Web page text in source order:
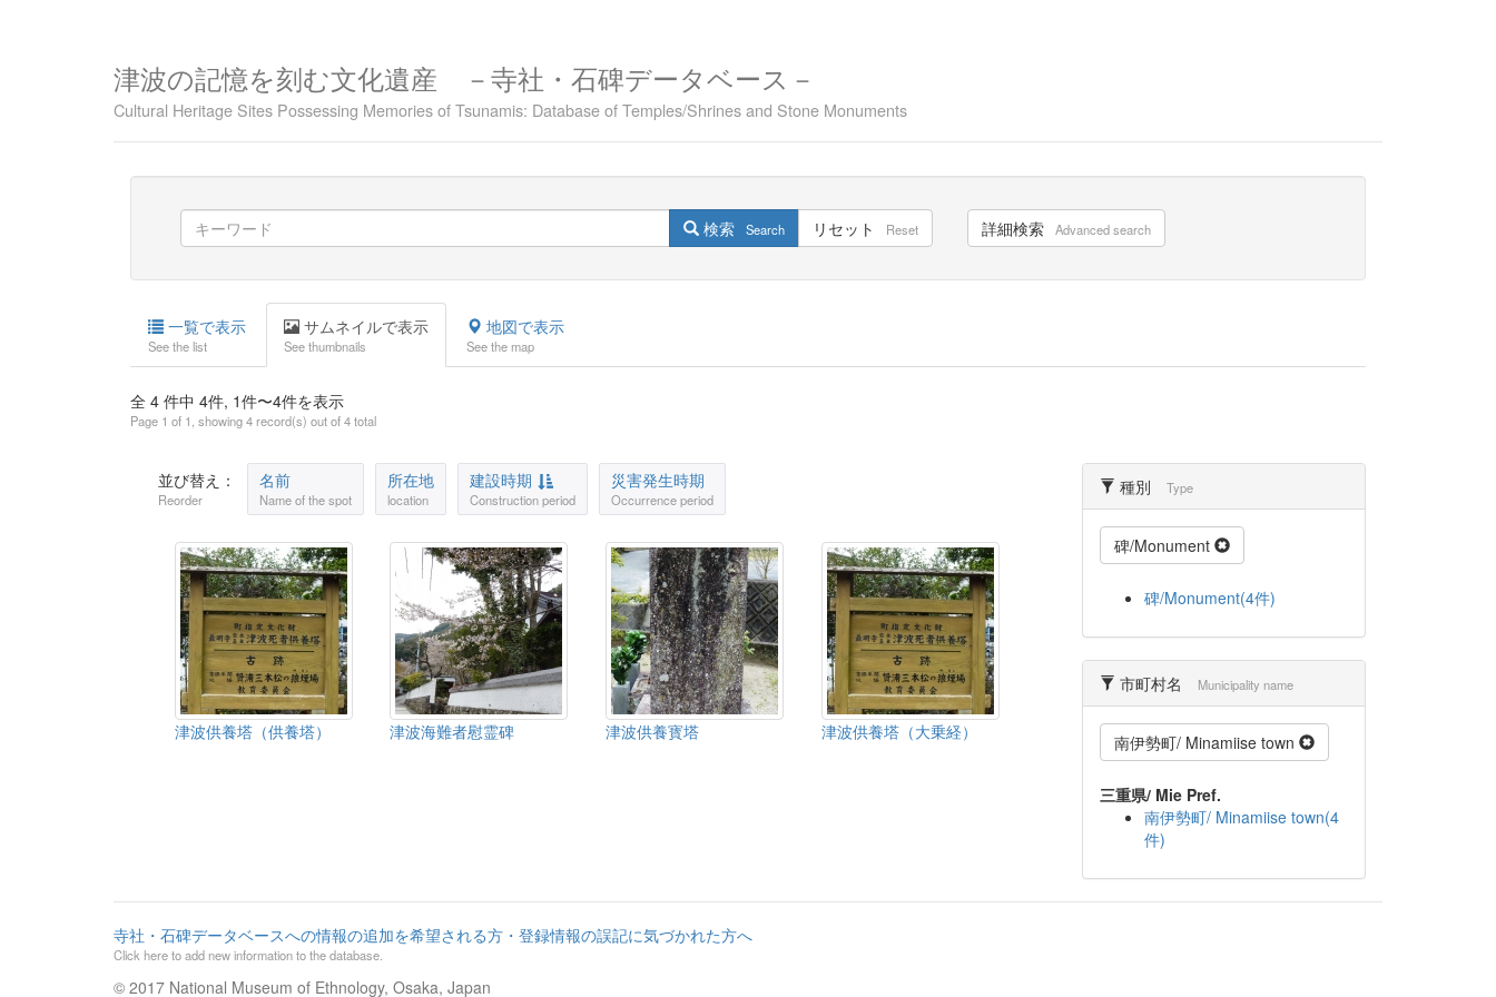
津波の記憶を刻む文化遺産 －寺社・石碑データベース－
Cultural Heritage Sites Possessing Memories of Tsunamis: Database of Temples/Shrines and Stone Monuments
検索 Search リセット Reset 詳細検索 Advanced search
一覧で表示
See the list
サムネイルで表示
See thumbnails
地図で表示
See the map
全 4 件中 4件, 1件〜4件を表示
Page 1 of 1, showing 4 record(s) out of 4 total
並び替え：
Reorder
名前
Name of the spot
所在地
location
建設時期
Construction period
災害発生時期
Occurrence period
津波供養塔（供養塔） 津波海難者慰霊碑 津波供養寳塔 津波供養塔（大乗経）
種別 Type
碑/Monument
碑/Monument(4件)
市町村名 Municipality name
南伊勢町/ Minamiise town
三重県/ Mie Pref.
南伊勢町/ Minamiise town(4
件)
寺社・石碑データベースへの情報の追加を希望される方・登録情報の誤記に気づかれた方へ
Click here to add new information to the database.
© 2017 National Museum of Ethnology, Osaka, Japan